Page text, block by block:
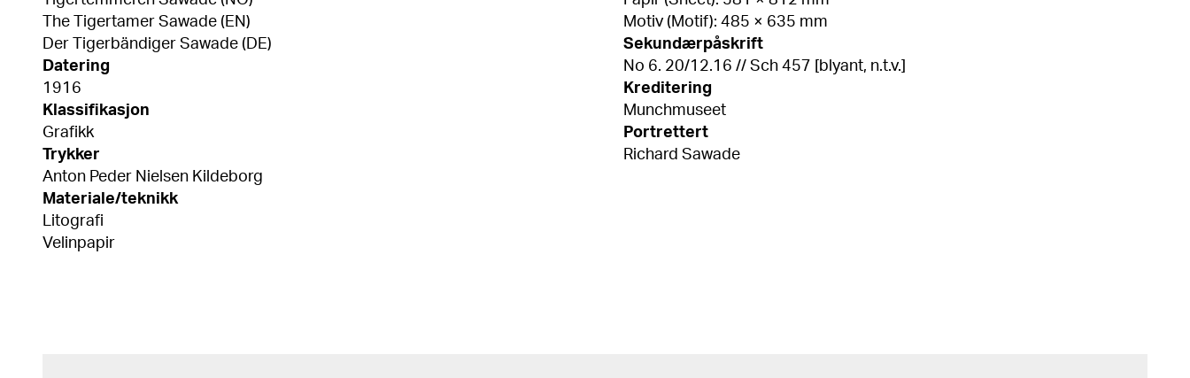
The Tigertamer Sawade (EN)
Der Tigerbändiger Sawade (DE)
Datering
1916
Klassifikasjon
Grafikk
Trykker
Anton Peder Nielsen Kildeborg
Materiale/teknikk
Litografi
Velinpapir
Motiv (Motif): 485 × 635 mm
Sekundærpåskrift
No 6. 20/12.16 // Sch 457 [blyant, n.t.v.]
Kreditering
Munchmuseet
Portrettert
Richard Sawade